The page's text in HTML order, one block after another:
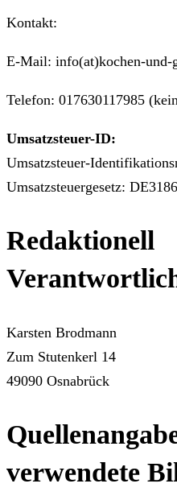
Kontakt:
E-Mail: info(at)kochen-und-
Telefon: 017630117985
Umsatzsteuer-ID:
Umsatzsteuer-
Umsatzsteuergesetz:
Redaktionell
Karsten Brodmann
Zum Stutenkerl 14
49090 Osnabrück
verwendete